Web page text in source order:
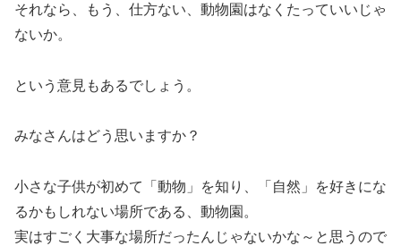
それなら、もう、仕方ない、動物園はなくたっていいじゃ
ないか。
という意見もあるでしょう。
みなさんはどう思いますか？
小さな子供が初めて「動物」を知り、「自然」を好きにな
るかもしれない場所である、動物園。
実はすごく大事な場所だったんじゃないかな～と思うので